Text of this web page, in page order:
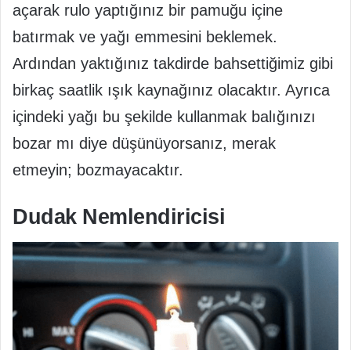
açarak rulo yaptığınız bir pamuğu içine
batırmak ve yağı emmesini beklemek.
Ardından yaktığınız takdirde bahsettiğimiz gibi
birkaç saatlik ışık kaynağınız olacaktır. Ayrıca
içindeki yağı bu şekilde kullanmak balığınızı
bozar mı diye düşünüyorsanız, merak
etmeyin; bozmayacaktır.
Dudak Nemlendiricisi